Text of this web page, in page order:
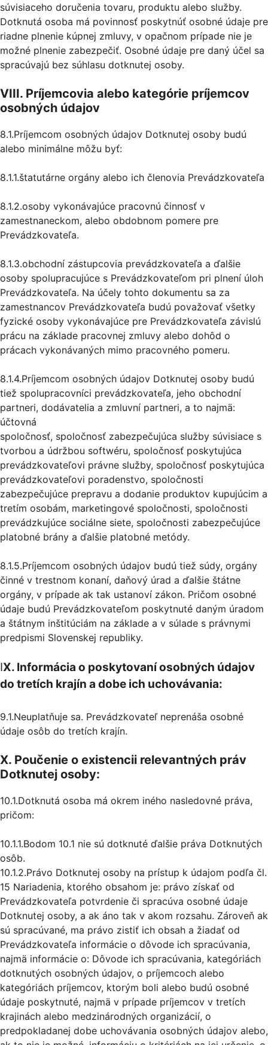
súvisiaceho doručenia tovaru, produktu alebo služby.
Dotknutá osoba má povinnosť poskytnúť osobné údaje pre
riadne plnenie kúpnej zmluvy, v opačnom prípade nie je
možné plnenie zabezpečiť. Osobné údaje pre daný účel sa
spracúvajú bez súhlasu dotknutej osoby.
VIII. Príjemcovia alebo kategórie príjemcov
osobných údajov
8.1.Príjemcom osobných údajov Dotknutej osoby budú
alebo minimálne môžu byť:
8.1.1.štatutárne orgány alebo ich členovia Prevádzkovateľa
8.1.2.osoby vykonávajúce pracovnú činnosť v
zamestnaneckom, alebo obdobnom pomere pre
Prevádzkovateľa.
8.1.3.obchodní zástupcovia prevádzkovateľa a ďalšie
osoby spolupracujúce s Prevádzkovateľom pri plnení úloh
Prevádzkovateľa. Na účely tohto dokumentu sa za
zamestnancov Prevádzkovateľa budú považovať všetky
fyzické osoby vykonávajúce pre Prevádzkovateľa závislú
prácu na základe pracovnej zmluvy alebo dohôd o
prácach vykonávaných mimo pracovného pomeru.
8.1.4.Príjemcom osobných údajov Dotknutej osoby budú
tiež spolupracovníci prevádzkovateľa, jeho obchodní
partneri, dodávatelia a zmluvní partneri, a to najmä:
účtovná
spoločnosť, spoločnosť zabezpečujúca služby súvisiace s
tvorbou a údržbou softwéru, spoločnosť poskytujúca
prevádzkovateľovi právne služby, spoločnosť poskytujúca
prevádzkovateľovi poradenstvo, spoločnosti
zabezpečujúce prepravu a dodanie produktov kupujúcim a
tretím osobám, marketingové spoločnosti, spoločnosti
prevádzkujúce sociálne siete, spoločnosti zabezpečujúce
platobné brány a ďalšie platobné metódy.
8.1.5.Príjemcom osobných údajov budú tiež súdy, orgány
činné v trestnom konaní, daňový úrad a ďalšie štátne
orgány, v prípade ak tak ustanoví zákon. Pričom osobné
údaje budú Prevádzkovateľom poskytnuté daným úradom
a štátnym inštitúciám na základe a v súlade s právnymi
predpismi Slovenskej republiky.
IX. Informácia o poskytovaní osobných údajov
do tretích krajín a dobe ich uchovávania:
9.1.Neuplatňuje sa. Prevádzkovateľ neprenáša osobné
údaje osôb do tretích krajín.
X. Poučenie o existencii relevantných práv
Dotknutej osoby:
10.1.Dotknutá osoba má okrem iného nasledovné práva,
pričom:
10.1.1.Bodom 10.1 nie sú dotknuté ďalšie práva Dotknutých
osôb.
10.1.2.Právo Dotknutej osoby na prístup k údajom podľa čl.
15 Nariadenia, ktorého obsahom je: právo získať od
Prevádzkovateľa potvrdenie či spracúva osobné údaje
Dotknutej osoby, a ak áno tak v akom rozsahu. Zároveň ak
sú spracúvané, ma právo zistiť ich obsah a žiadať od
Prevádzkovateľa informácie o dôvode ich spracúvania,
najmä informácie o: Dôvode ich spracúvania, kategóriách
dotknutých osobných údajov, o príjemcoch alebo
kategóriách príjemcov, ktorým boli alebo budú osobné
údaje poskytnuté, najmä v prípade príjemcov v tretích
krajinách alebo medzinárodných organizácií, o
predpokladanej dobe uchovávania osobných údajov alebo,